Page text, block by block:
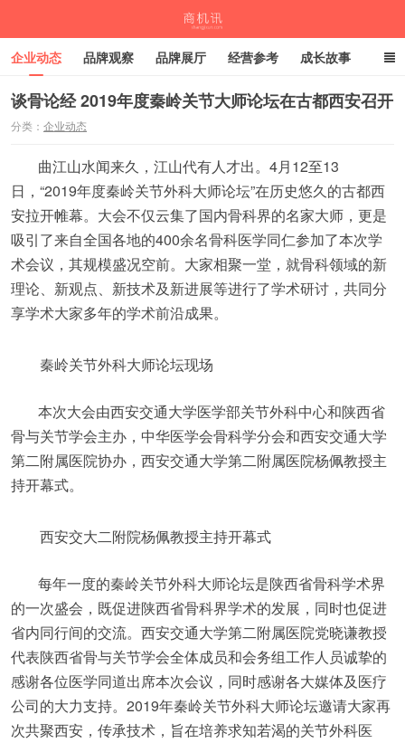
企业动态 品牌观察 品牌展厅 经营参考 成长故事
深度观察 伙伴计划
谈骨论经 2019年度秦岭关节大师论坛在古都西安召开
分类： 企业动态
曲江山水闻来久，江山代有人才出。4月12至13
日，“2019年度秦岭关节外科大师论坛”在历史悠久的古都西
安拉开帷幕。大会不仅云集了国内骨科界的名家大师，更是
吸引了来自全国各地的400余名骨科医学同仁参加了本次学
术会议，其规模盛况空前。大家相聚一堂，就骨科领域的新
理论、新观点、新技术及新进展等进行了学术研讨，共同分
享学术大家多年的学术前沿成果。
秦岭关节外科大师论坛现场
本次大会由西安交通大学医学部关节外科中心和陕西省
骨与关节学会主办，中华医学会骨科学分会和西安交通大学
第二附属医院协办，西安交通大学第二附属医院杨佩教授主
持开幕式。
西安交大二附院杨佩教授主持开幕式
每年一度的秦岭关节外科大师论坛是陕西省骨科学术界
的一次盛会，既促进陕西省骨科界学术的发展，同时也促进
省内同行间的交流。西安交通大学第二附属医院党晓谦教授
代表陕西省骨与关节学会全体成员和会务组工作人员诚挚的
感谢各位医学同道出席本次会议，同时感谢各大媒体及医疗
公司的大力支持。2019年秦岭关节外科大师论坛邀请大家再
次共聚西安，传承技术，旨在培养求知若渴的关节外科医